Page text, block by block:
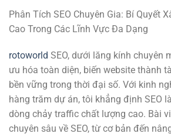
Phân Tích SEO Chuyên Gia: Bí Quyết
Cao Trong Các Lĩnh Vực Đa Dạng
rotoworld SEO, dưới lăng kính chuyên
ưu hóa toàn diện, biến website thành
bền vững trong thời đại số. Với kinh
hàng trăm dự án, tôi khẳng định SEO
dòng chảy traffic chất lượng cao. Bài
chuyên sâu về SEO, từ cơ bản đến